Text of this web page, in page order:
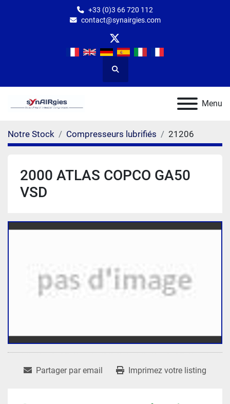
+33 (0)3 66 720 112
contact@synairgies.com
twitter
Rechercher
Menu
Notre Stock Compresseurs lubrifiés 21206
2000 ATLAS COPCO GA50
VSD
Partager par email Imprimez votre listing